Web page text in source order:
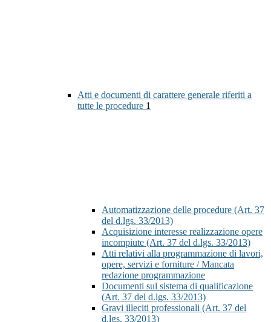
Atti e documenti di carattere generale riferiti a
tutte le procedure 1
Automatizzazione delle procedure (Art. 37
del d.lgs. 33/2013)
Acquisizione interesse realizzazione opere
incompiute (Art. 37 del d.lgs. 33/2013)
Atti relativi alla programmazione di lavori,
opere, servizi e forniture / Mancata
redazione programmazione
Documenti sul sistema di qualificazione
(Art. 37 del d.lgs. 33/2013)
Gravi illeciti professionali (Art. 37 del
d.lgs. 33/2013)